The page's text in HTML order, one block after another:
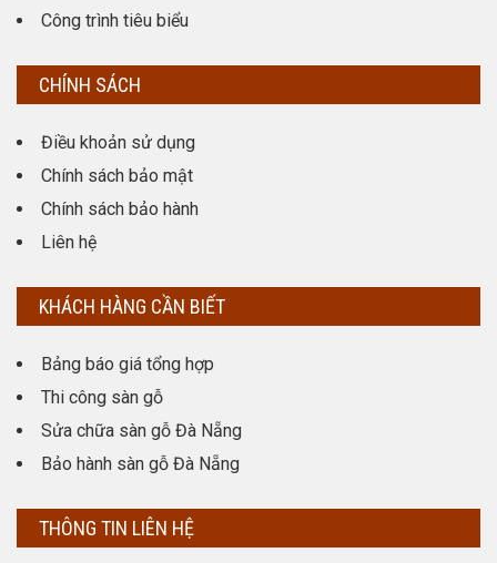
Công trình tiêu biểu
CHÍNH SÁCH
Điều khoản sử dụng
Chính sách bảo mật
Chính sách bảo hành
Liên hệ
KHÁCH HÀNG CẦN BIẾT
Bảng báo giá tổng hợp
Thi công sàn gỗ
Sửa chữa sàn gỗ Đà Nẵng
Bảo hành sàn gỗ Đà Nẵng
THÔNG TIN LIÊN HỆ